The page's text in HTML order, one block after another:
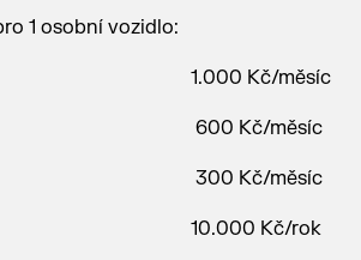
1 osobní vozidlo:
1.000 Kč/měsíc
600 Kč/měsíc
300 Kč/měsíc
10.000 Kč/rok